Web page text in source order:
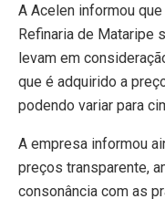
A Acelen informou
Refinaria de Mataripe
levam em
que é adquirido a
podendo variar para
A empresa informou
preços transparente,
consonância com as